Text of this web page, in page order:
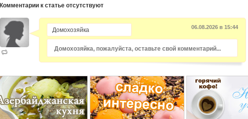
Комментарии к статье отсутствуют
06.08.2026 в 15:44
Домохозяйка, пожалуйста, оставьте свой комментарий...